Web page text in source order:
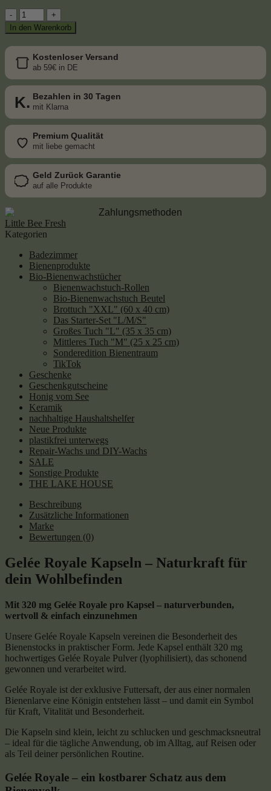
Spar-
Set
–
3x
Gelée
Royale
Kapseln
das
Geheimnis
der
Bienenkönigin
|
3x60
Stück
Menge
In den Warenkorb
Kostenloser Versand
ab 59€ in DE
K. Bezahlen in 30 Tagen
mit Klarna
Premium Qualität
mit liebe gemacht
Geld Zurück Garantie
auf alle Produkte
Little Bee Fresh
Kategorien
Badezimmer
Bienenprodukte
Bio-Bienenwachstücher
Bienenwachstuch-Rollen
Bio-Bienenwachstuch Beutel
Brottuch "XXL" (60 x 40 cm)
Das Starter-Set "L/M/S"
Großes Tuch "L" (35 x 35 cm)
Mittleres Tuch "M" (25 x 25 cm)
Sonderedition Bienentraum
TikTok
Geschenke
Geschenkgutscheine
Honig vom See
Keramik
nachhaltige Haushaltshelfer
Neue Produkte
plastikfrei unterwegs
Repair-Wachs und DIY-Wachs
SALE
Sonstige Produkte
THE LAKE HOUSE
Beschreibung
Zusätzliche Informationen
Marke
Bewertungen (0)
Gelée Royale Kapseln – Naturkraft für
dein Wohlbefinden
Mit 320 mg Gelée Royale pro Kapsel – naturverbunden,
wertvoll & einfach einzunehmen
Unsere Gelée Royale Kapseln vereinen die Besonderheit des
Bienenstocks in praktischer Form. Jede Kapsel enthält 320 mg
hochwertiges Gelée Royale Pulver (lyophilisiert), das schonend
gewonnen und verarbeitet wird.
Gelée Royale ist der exklusive Futtersaft, der aus einer normalen
Bienenlarve eine Königin entstehen lässt – und damit ein Symbol
für Kraft, Vitalität und Besonderheit.
Die Kapseln sind klein, leicht zu schlucken und geschmacksneutral
– ideal für die tägliche Anwendung, ob im Alltag, auf Reisen oder
als Teil deiner persönlichen Routine.
Gelée Royale – ein kostbarer Schatz aus dem